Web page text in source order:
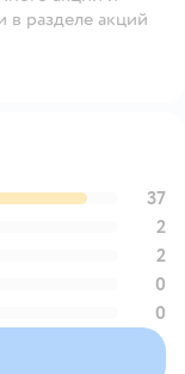
в разделе акций
37
2
2
0
0